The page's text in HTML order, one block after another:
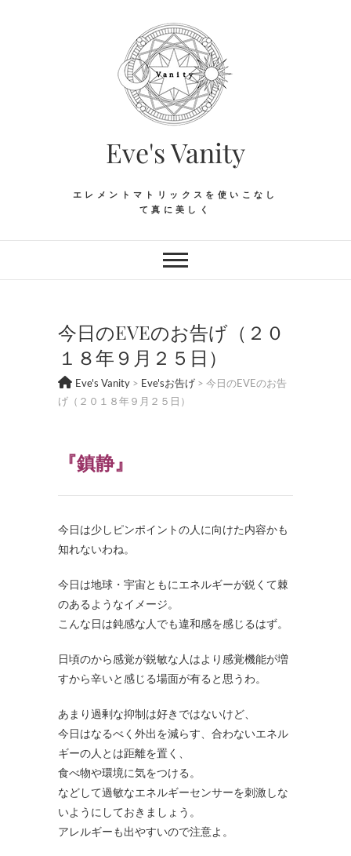
Eve's Vanity
エレメントマトリックスを使いこなし
て真に美しく
今日のEVEのお告げ（２０
１８年９月２５日）
Eve's Vanity > Eve'sお告げ > 今日のEVEのお告
げ（２０１８年９月２５日）
『鎮静』
今日は少しピンポイントの人に向けた内容かも
知れないわね。
今日は地球・宇宙ともにエネルギーが鋭くて棘
のあるようなイメージ。
こんな日は鈍感な人でも違和感を感じるはず。
日頃のから感覚が鋭敏な人はより感覚機能が増
すから辛いと感じる場面が有ると思うわ。
あまり過剰な抑制は好きではないけど、
今日はなるべく外出を減らす、合わないエネル
ギーの人とは距離を置く、
食べ物や環境に気をつける。
などして過敏なエネルギーセンサーを刺激しな
いようにしておきましょう。
アレルギーも出やすいので注意よ。